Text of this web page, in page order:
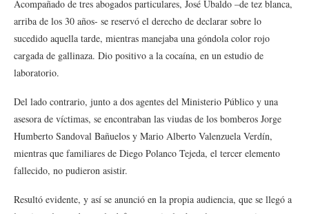
Acompañado de tres abogados particulares, José Ubaldo –de tez blanca,
arriba de los 30 años- se reservó el derecho de declarar sobre lo
sucedido aquella tarde, mientras manejaba una góndola color rojo
cargada de gallinaza. Dio positivo a la cocaína, en un estudio de
laboratorio.
Del lado contrario, junto a dos agentes del Ministerio Público y una
asesora de víctimas, se encontraban las viudas de los bomberos Jorge
Humberto Sandoval Bañuelos y Mario Alberto Valenzuela Verdín,
mientras que familiares de Diego Polanco Tejeda, el tercer elemento
fallecido, no pudieron asistir.
Resultó evidente, y así se anunció en la propia audiencia, que se llegó a